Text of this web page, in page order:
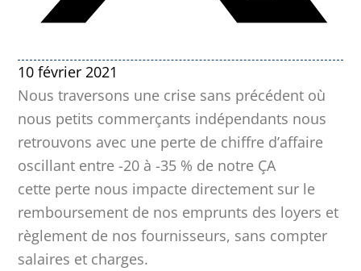
10 février 2021
Nous traversons une crise sans précédent où
nous petits commerçants indépendants nous
retrouvons avec une perte de chiffre d’affaire
oscillant entre -20 à -35 % de notre ÇA
cette perte nous impacte directement sur le
remboursement de nos emprunts des loyers et
règlement de nos fournisseurs, sans compter
salaires et charges.